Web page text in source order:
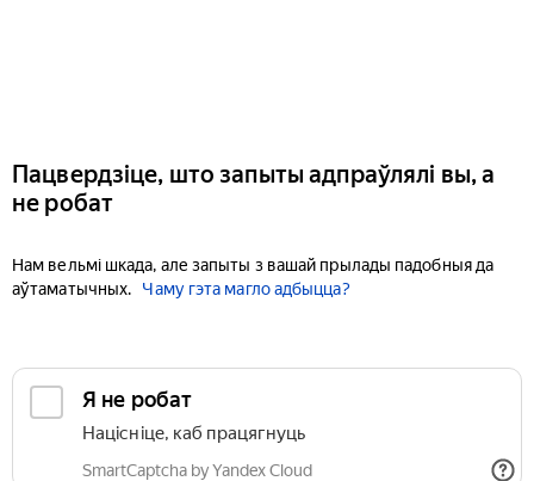
Пацвердзіце, што запыты адпраўлялі вы, а
не робат
Нам вельмі шкада, але запыты з вашай прылады падобныя да
аўтаматычных.
Чаму гэта магло адбыцца?
Я не робат
Націсніце, каб працягнуць
SmartCaptcha by Yandex Cloud